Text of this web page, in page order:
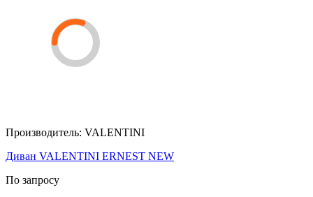
Производитель: VALENTINI
Диван VALENTINI ERNEST NEW
По запросу